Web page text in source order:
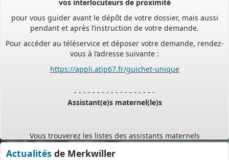
pour vous guider avant le dépôt de votre dossier, mais aussi
pendant et après l’instruction de votre demande.
Pour accéder au téléservice et déposer votre demande, rendez-
vous à l’adresse suivante :
https://appli.atip67.fr/guichet-unique
Assistant(e)s maternel(le)s
et MAM par commune sur le site :https://www.bas-rhin.fr/carte-
assistants-maternels-bas-rhin/
Actualités de Merkwiller